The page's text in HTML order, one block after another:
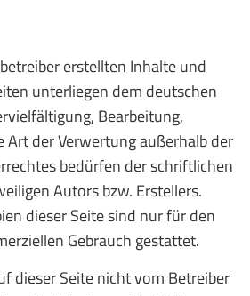
erstellten Inhalte und
unterliegen dem deutschen
Bearbeitung,
Art der Verwertung außerhalb der
bedürfen der schriftlichen
Autors bzw. Erstellers.
dieser Seite sind nur für den
Gebrauch gestattet.
dieser Seite nicht vom Betreiber